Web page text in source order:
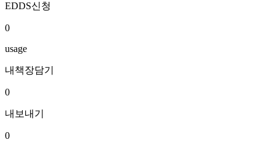
EDDS신청
0
usage
내책장담기
0
내보내기
0